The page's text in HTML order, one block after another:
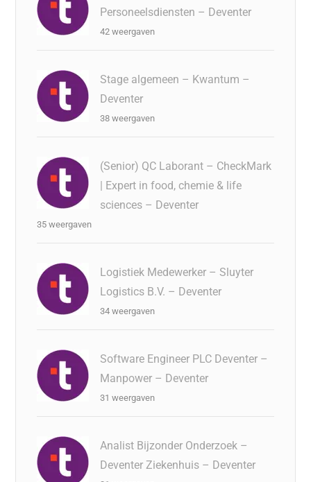
Personeelsdiensten – Deventer
42 weergaven
Stage algemeen – Kwantum –
Deventer
38 weergaven
(Senior) QC Laborant – CheckMark
| Expert in food, chemie & life
sciences – Deventer
35 weergaven
Logistiek Medewerker – Sluyter
Logistics B.V. – Deventer
34 weergaven
Software Engineer PLC Deventer –
Manpower – Deventer
31 weergaven
Analist Bijzonder Onderzoek –
Deventer Ziekenhuis – Deventer